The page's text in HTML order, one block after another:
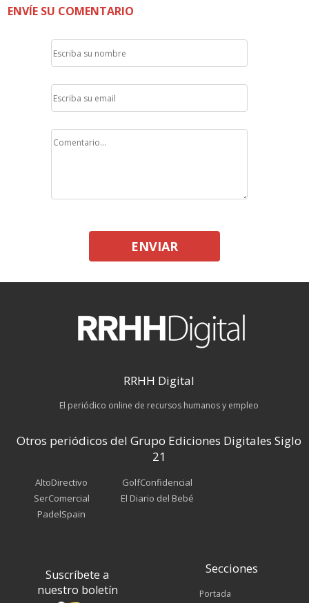
ENVÍE SU COMENTARIO
ENVIAR
RRHH Digital
El periódico online de recursos humanos y empleo
Otros periódicos del Grupo Ediciones Digitales Siglo
21
AltoDirectivo
SerComercial
PadelSpain
GolfConfidencial
El Diario del Bebé
Suscríbete a
nuestro boletín
Secciones
Portada